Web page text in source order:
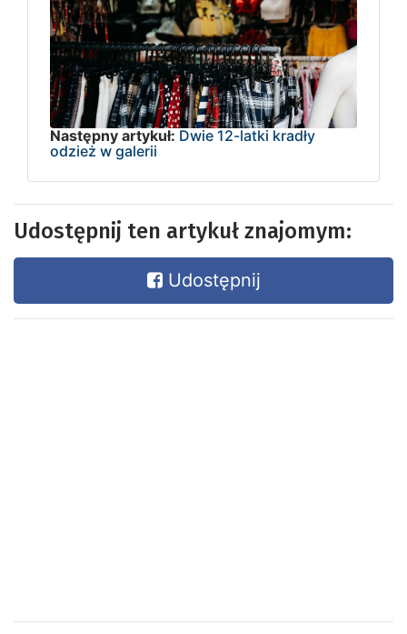
Następny artykuł: Dwie 12-latki kradły
odzież w galerii
Udostępnij ten artykuł znajomym:
Udostępnij